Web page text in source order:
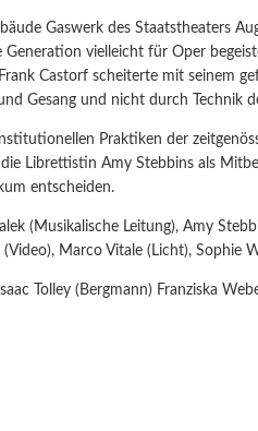
Gaswerk des Staatstheaters
Generation vielleicht für Oper
Castorf scheiterte mit seinem
Gesang und nicht durch Technik
Praktiken der
Librettistin Amy Stebbins als
entscheiden.
(Musikalische Leitung), Amy
Marco Vitale (Licht), Sophie
Tolley (Bergmann) Franziska